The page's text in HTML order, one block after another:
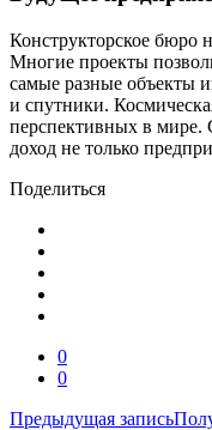
Конструкторское бюро
Многие проекты
самые разные объекты
и спутники.
перспективных в мире.
доход не только
Поделиться
0
0
Навигация
Предыдущая запись